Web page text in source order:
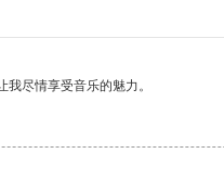
尽情享受音乐的魅力。